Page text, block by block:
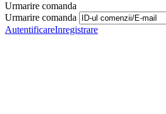
Urmarire comanda
Urmarire comanda
AutentificareInregistrare